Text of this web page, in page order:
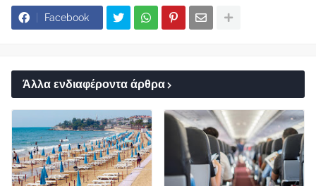
Facebook
Άλλα ενδιαφέροντα άρθρα